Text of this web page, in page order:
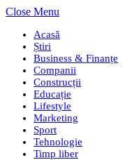
Close Menu
Acasă
Știri
Business & Finanțe
Companii
Construcții
Educație
Lifestyle
Marketing
Sport
Tehnologie
Timp liber